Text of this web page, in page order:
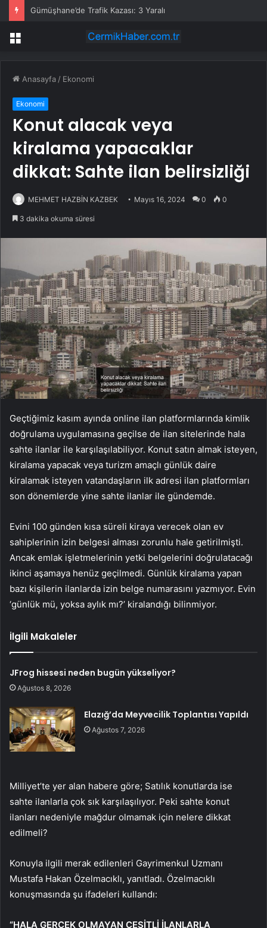
Gümüşhane’de Trafik Kazası: 3 Yaralı
Menü
Anasayfa / Ekonomi
Ekonomi
Konut alacak veya
kiralama yapacaklar
dikkat: Sahte ilan belirsizliği
MEHMET HAZBİN KAZBEK Mayıs 16, 2024 0 0
3 dakika okuma süresi
Geçtiğimiz kasım ayında online ilan platformlarında kimlik
doğrulama uygulamasına geçilse de ilan sitelerinde hala
sahte ilanlar ile karşılaşılabiliyor. Konut satın almak isteyen,
kiralama yapacak veya turizm amaçlı günlük daire
kiralamak isteyen vatandaşların ilk adresi ilan platformları
son dönemlerde yine sahte ilanlar ile gündemde.
Evini 100 günden kısa süreli kiraya verecek olan ev
sahiplerinin izin belgesi alması zorunlu hale getirilmişti.
Ancak emlak işletmelerinin yetki belgelerini doğrulatacağı
ikinci aşamaya henüz geçilmedi. Günlük kiralama yapan
bazı kişilerin ilanlarda izin belge numarasını yazmıyor. Evin
‘günlük mü, yoksa aylık mı?’ kiralandığı bilinmiyor.
İlgili Makaleler
JFrog hissesi neden bugün yükseliyor?
Ağustos 8, 2026
Elazığ’da Meyvecilik Toplantısı Yapıldı
Ağustos 7, 2026
Milliyet’te yer alan habere göre; Satılık konutlarda ise
sahte ilanlarla çok sık karşılaşılıyor. Peki sahte konut
ilanları nedeniyle mağdur olmamak için nelere dikkat
edilmeli?
Konuyla ilgili merak edilenleri Gayrimenkul Uzmanı
Mustafa Hakan Özelmacıklı, yanıtladı. Özelmacıklı
konuşmasında şu ifadeleri kullandı:
“HALA GERÇEK OLMAYAN ÇEŞİTLİ İLANLARLA